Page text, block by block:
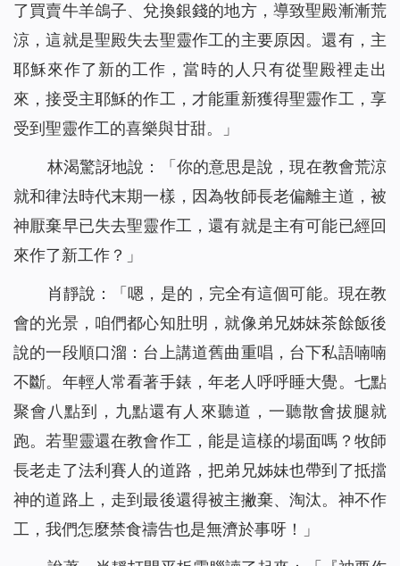
了買賣牛羊鴿子、兌換銀錢的地方，導致聖殿漸漸荒
涼，這就是聖殿失去聖靈作工的主要原因。還有，主
耶穌來作了新的工作，當時的人只有從聖殿裡走出
來，接受主耶穌的作工，才能重新獲得聖靈作工，享
受到聖靈作工的喜樂與甘甜。」
林渴驚訝地說：「你的意思是說，現在教會荒涼
就和律法時代末期一樣，因為牧師長老偏離主道，被
神厭棄早已失去聖靈作工，還有就是主有可能已經回
來作了新工作？」
肖靜說：「嗯，是的，完全有這個可能。現在教
會的光景，咱們都心知肚明，就像弟兄姊妹茶餘飯後
說的一段順口溜：台上講道舊曲重唱，台下私語喃喃
不斷。年輕人常看著手錶，年老人呼呼睡大覺。七點
聚會八點到，九點還有人來聽道，一聽散會拔腿就
跑。若聖靈還在教會作工，能是這樣的場面嗎？牧師
長老走了法利賽人的道路，把弟兄姊妹也帶到了抵擋
神的道路上，走到最後還得被主撇棄、淘汰。神不作
工，我們怎麼禁食禱告也是無濟於事呀！」